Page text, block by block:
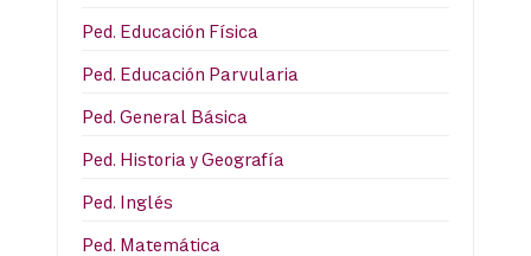
Ped. Educación Física
Ped. Educación Parvularia
Ped. General Básica
Ped. Historia y Geografía
Ped. Inglés
Ped. Matemática